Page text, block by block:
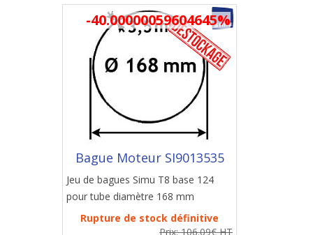
-40.00000059604645%
Bague Moteur SI9013535
Jeu de bagues Simu T8 base 124
pour tube diamètre 168 mm
Rupture de stock définitive
Prix: 106.09€ HT